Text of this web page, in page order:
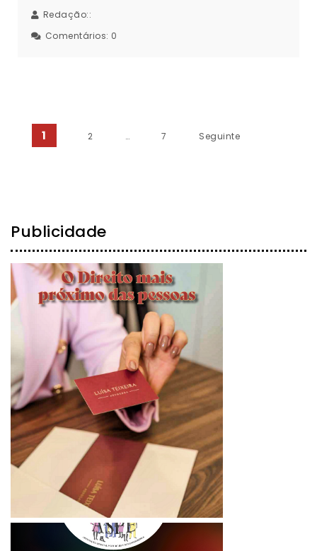
Redação::
Comentários: 0
Paginação dos conteúdos
1 2 … 7 Seguinte
Publicidade